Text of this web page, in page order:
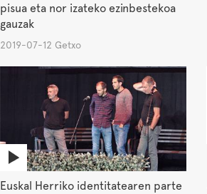
pisua eta nor izateko ezinbestekoa
gauzak
2019-07-12 Getxo
Euskal Herriko identitatearen parte